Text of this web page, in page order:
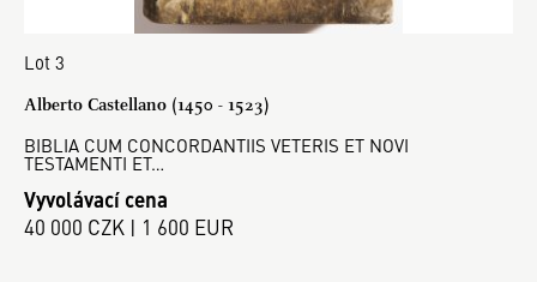
Lot 3
Alberto Castellano (1450 - 1523)
BIBLIA CUM CONCORDANTIIS VETERIS ET NOVI
TESTAMENTI ET…
Vyvolávací cena
40 000 CZK | 1 600 EUR